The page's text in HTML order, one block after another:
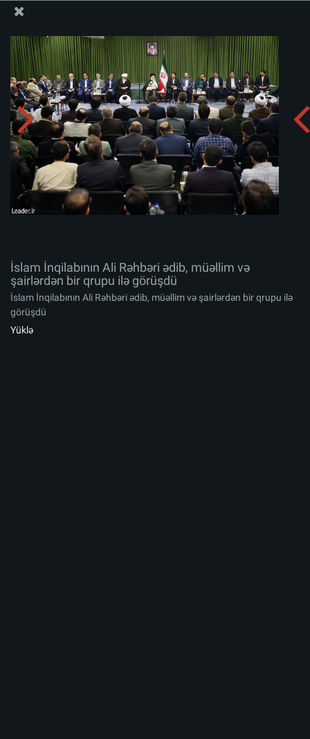
İslam İnqilabının Ali Rəhbəri ədib, müəllim və şairlərdən
bir qrupu ilə görüşdü
Albomu yüklə:
İslam İnqilabının Ali Rəhbəri ədib, müəllim və
şairlərdən bir qrupu ilə görüşdü
İslam İnqilabının Ali Rəhbəri ədib, müəllim və şairlərdən bir qrupu ilə
görüşdü
Yüklə